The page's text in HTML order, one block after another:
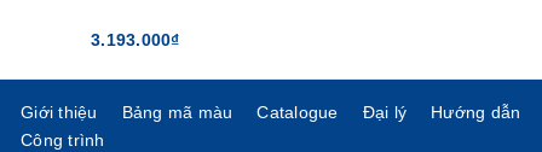
3.193.000₫
Giới thiệu Bảng mã màu Catalogue Đại lý
Hướng dẫn
Công trình